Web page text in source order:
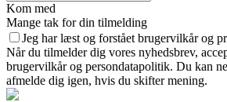
Kom med
Mange tak for din tilmelding
Jeg har læst og forstået brugervilkår og
Når du tilmelder dig vores nyhedsbrev,
brugervilkår og persondatapolitik. Du kan
afmelde dig igen, hvis du skifter mening.